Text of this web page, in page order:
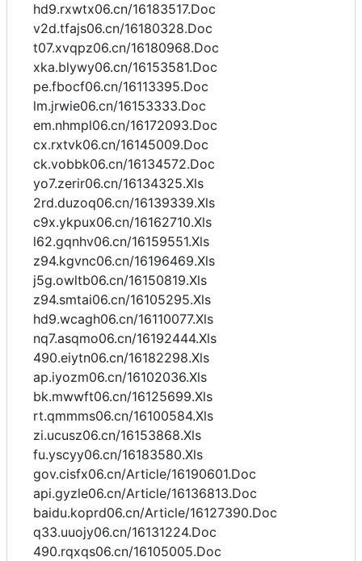
hd9.rxwtx06.cn/16183517.Doc
v2d.tfajs06.cn/16180328.Doc
t07.xvqpz06.cn/16180968.Doc
xka.blywy06.cn/16153581.Doc
pe.fbocf06.cn/16113395.Doc
lm.jrwie06.cn/16153333.Doc
em.nhmpl06.cn/16172093.Doc
cx.rxtvk06.cn/16145009.Doc
ck.vobbk06.cn/16134572.Doc
yo7.zerir06.cn/16134325.Xls
2rd.duzoq06.cn/16139339.Xls
c9x.ykpux06.cn/16162710.Xls
l62.gqnhv06.cn/16159551.Xls
z94.kgvnc06.cn/16196469.Xls
j5g.owltb06.cn/16150819.Xls
z94.smtai06.cn/16105295.Xls
hd9.wcagh06.cn/16110077.Xls
nq7.asqmo06.cn/16192444.Xls
490.eiytn06.cn/16182298.Xls
ap.iyozm06.cn/16102036.Xls
bk.mwwft06.cn/16125699.Xls
rt.qmmms06.cn/16100584.Xls
zi.ucusz06.cn/16153868.Xls
fu.yscyy06.cn/16183580.Xls
gov.cisfx06.cn/Article/16190601.Doc
api.gyzle06.cn/Article/16136813.Doc
baidu.koprd06.cn/Article/16127390.Doc
q33.uuojy06.cn/16131224.Doc
490.rqxqs06.cn/16105005.Doc